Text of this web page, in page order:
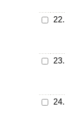
22.
23.
24.